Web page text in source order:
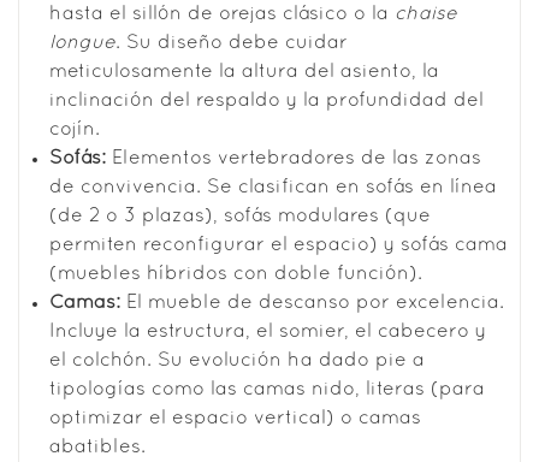
hasta el sillón de orejas clásico o la chaise
longue. Su diseño debe cuidar
meticulosamente la altura del asiento, la
inclinación del respaldo y la profundidad del
cojín.
Sofás: Elementos vertebradores de las zonas
de convivencia. Se clasifican en sofás en línea
(de 2 o 3 plazas), sofás modulares (que
permiten reconfigurar el espacio) y sofás cama
(muebles híbridos con doble función).
Camas: El mueble de descanso por excelencia.
Incluye la estructura, el somier, el cabecero y
el colchón. Su evolución ha dado pie a
tipologías como las camas nido, literas (para
optimizar el espacio vertical) o camas
abatibles.